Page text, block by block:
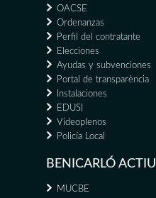
OACSE
Ordenanzas
Perfil del contratante
Elecciones
Ayudas y subvenciones
Portal de transparència
Instalaciones
EDUSI
Videoplenos
Policía Local
BENICARLÓ ACTIU
MUCBE